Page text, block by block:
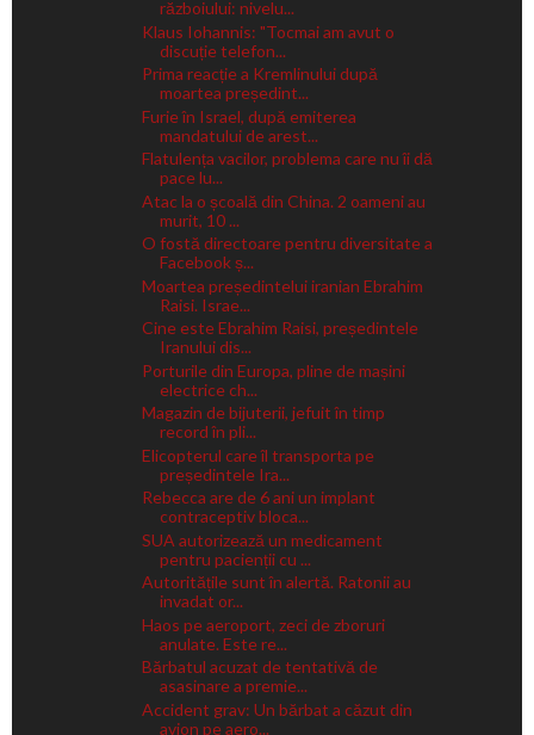
războiului: nivelu...
Klaus Iohannis: "Tocmai am avut o
discuție telefon...
Prima reacție a Kremlinului după
moartea președint...
Furie în Israel, după emiterea
mandatului de arest...
Flatulența vacilor, problema care nu îi dă
pace lu...
Atac la o școală din China. 2 oameni au
murit, 10 ...
O fostă directoare pentru diversitate a
Facebook ș...
Moartea președintelui iranian Ebrahim
Raisi. Israe...
Cine este Ebrahim Raisi, președintele
Iranului dis...
Porturile din Europa, pline de mașini
electrice ch...
Magazin de bijuterii, jefuit în timp
record în pli...
Elicopterul care îl transporta pe
președintele Ira...
Rebecca are de 6 ani un implant
contraceptiv bloca...
SUA autorizează un medicament
pentru pacienții cu ...
Autoritățile sunt în alertă. Ratonii au
invadat or...
Haos pe aeroport, zeci de zboruri
anulate. Este re...
Bărbatul acuzat de tentativă de
asasinare a premie...
Accident grav: Un bărbat a căzut din
avion pe aero...